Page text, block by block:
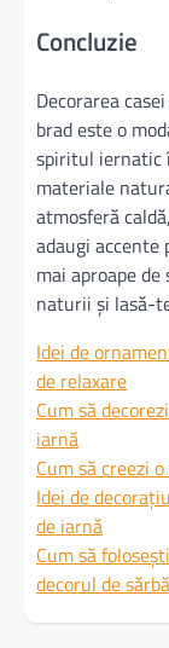
Concluzie
Decorarea
brad este o
spiritul iernatic
materiale
atmosferă
adaugi accente
mai aproape
naturii și lasă-
Idei de
de relaxare
Cum să
iarnă
Cum să creezi
Idei de
de iarnă
Cum să
decorul de